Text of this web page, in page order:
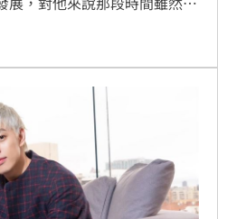
及倪妮合作陸劇《宸汐
奈。